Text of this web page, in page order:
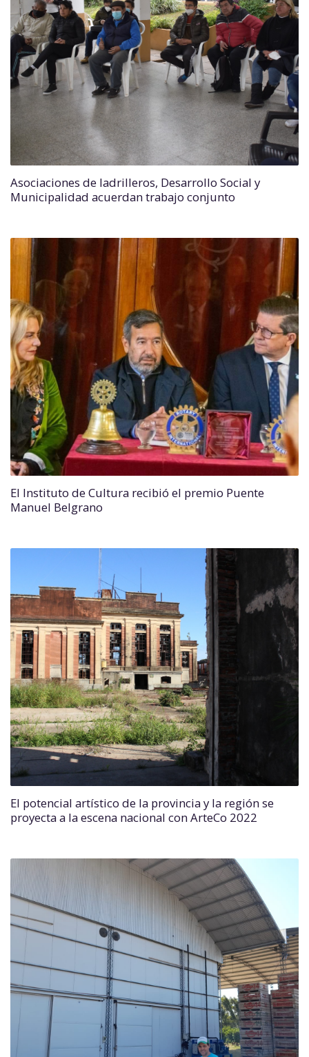
Asociaciones de ladrilleros, Desarrollo Social y
Municipalidad acuerdan trabajo conjunto
El Instituto de Cultura recibió el premio Puente
Manuel Belgrano
El potencial artístico de la provincia y la región se
proyecta a la escena nacional con ArteCo 2022